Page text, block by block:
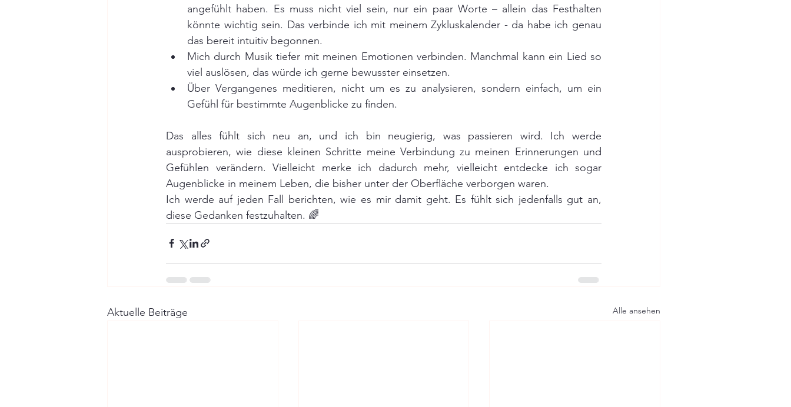
angefühlt haben. Es muss nicht viel sein, nur ein paar Worte – allein das Festhalten
könnte wichtig sein. Das verbinde ich mit meinem Zykluskalender - da habe ich genau
das bereit intuitiv begonnen.
Mich durch Musik tiefer mit meinen Emotionen verbinden. Manchmal kann ein Lied so
viel auslösen, das würde ich gerne bewusster einsetzen.
Über Vergangenes meditieren, nicht um es zu analysieren, sondern einfach, um ein
Gefühl für bestimmte Augenblicke zu finden.
Das alles fühlt sich neu an, und ich bin neugierig, was passieren wird. Ich werde
ausprobieren, wie diese kleinen Schritte meine Verbindung zu meinen Erinnerungen und
Gefühlen verändern. Vielleicht merke ich dadurch mehr, vielleicht entdecke ich sogar
Augenblicke in meinem Leben, die bisher unter der Oberfläche verborgen waren.
Ich werde auf jeden Fall berichten, wie es mir damit geht. Es fühlt sich jedenfalls gut an,
diese Gedanken festzuhalten. 🌈
Aktuelle Beiträge Alle ansehen